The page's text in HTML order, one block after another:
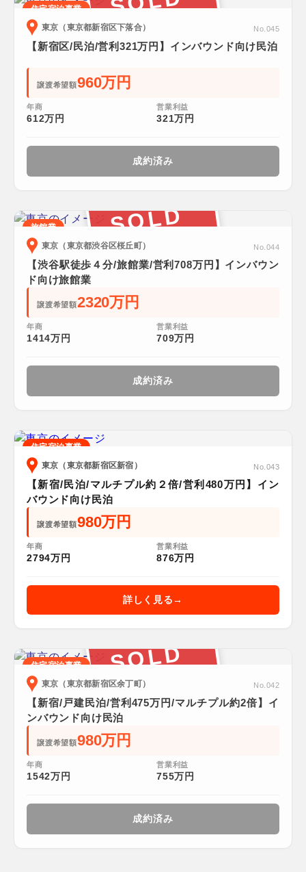
住宅宿泊事業
東京（東京都新宿区下落合）
No.045
【新宿区/民泊/営利321万円】インバウンド向け民泊
譲渡希望額960万円
年商
612万円
営業利益
321万円
成約済み
SOLD
旅館業
東京（東京都渋谷区桜丘町）
No.044
【渋谷駅徒歩４分/旅館業/営利708万円】インバウン
ド向け旅館業
譲渡希望額2320万円
年商
1414万円
営業利益
709万円
成約済み
住宅宿泊事業
東京（東京都新宿区新宿）
No.043
【新宿/民泊/マルチプル約２倍/営利480万円】イン
バウンド向け民泊
譲渡希望額980万円
年商
2794万円
営業利益
876万円
詳しく見る
SOLD
住宅宿泊事業
東京（東京都新宿区余丁町）
No.042
【新宿/戸建民泊/営利475万円/マルチプル約2倍】イ
ンバウンド向け民泊
譲渡希望額980万円
年商
1542万円
営業利益
755万円
成約済み